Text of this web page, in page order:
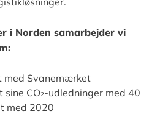
i Norden samarbejder vi
med Svanemærket
sine CO₂-udledninger med 40
med 2020